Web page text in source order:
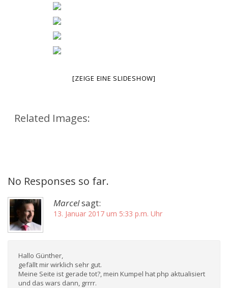
[ZEIGE EINE SLIDESHOW]
Related Images:
No Responses so far.
Marcelsagt:
13. Januar 2017 um 5:33 p.m. Uhr
Hallo Günther,
gefällt mir wirklich sehr gut.
Meine Seite ist gerade tot?, mein Kumpel hat php aktualisiert
und das wars dann, grrrr.